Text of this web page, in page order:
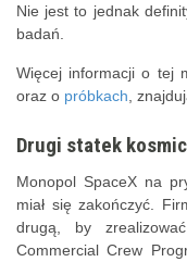
Nie jest to jednak
badań.
Więcej informacji o tej
oraz o próbkach ,
Drugi statek
Monopol SpaceX na
miał się zakończyć.
drugą, by
Commercial Crew